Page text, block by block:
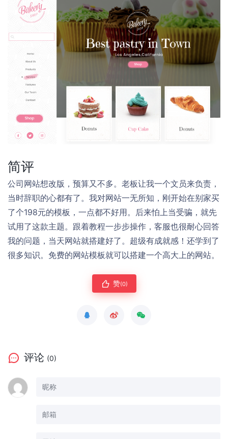
简评
公司网站想改版，预算又不多。老板让我一个文员来负责，
当时辞职的心都有了。我对网站一无所知，刚开始在别家买
了个198元的模板，一点都不好用。后来怕上当受骗，就先
试用了这款主题。跟着教程一步步操作，客服也很耐心回答
我的问题，当天网站就搭建好了。超级有成就感！还学到了
很多知识。免费的网站模板就可以搭建一个高大上的网站。
赞(0)
评论 (0)